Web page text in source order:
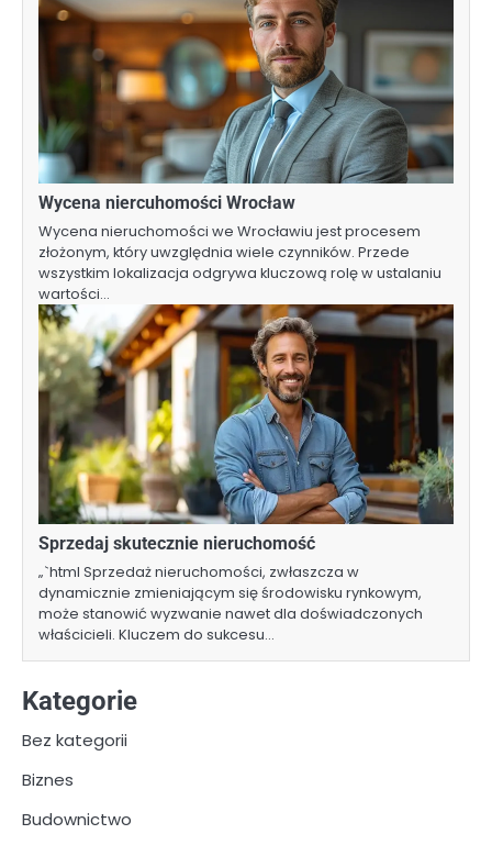
Wycena niercuhomości Wrocław
Wycena nieruchomości we Wrocławiu jest procesem
złożonym, który uwzględnia wiele czynników. Przede
wszystkim lokalizacja odgrywa kluczową rolę w ustalaniu
wartości…
Sprzedaj skutecznie nieruchomość
„`html Sprzedaż nieruchomości, zwłaszcza w
dynamicznie zmieniającym się środowisku rynkowym,
może stanowić wyzwanie nawet dla doświadczonych
właścicieli. Kluczem do sukcesu…
Kategorie
Bez kategorii
Biznes
Budownictwo